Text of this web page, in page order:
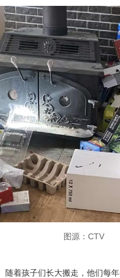
图源：CTV
着孩子们长大搬走，他们每年